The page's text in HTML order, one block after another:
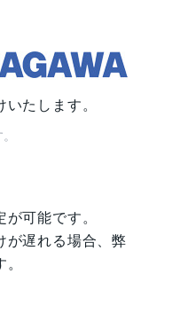
たします。
可能です。
が遅れる場合、弊